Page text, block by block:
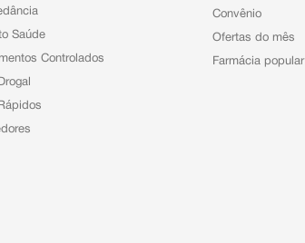
Saúde
Controlados
Convênio
Ofertas do mês
Farmácia popular